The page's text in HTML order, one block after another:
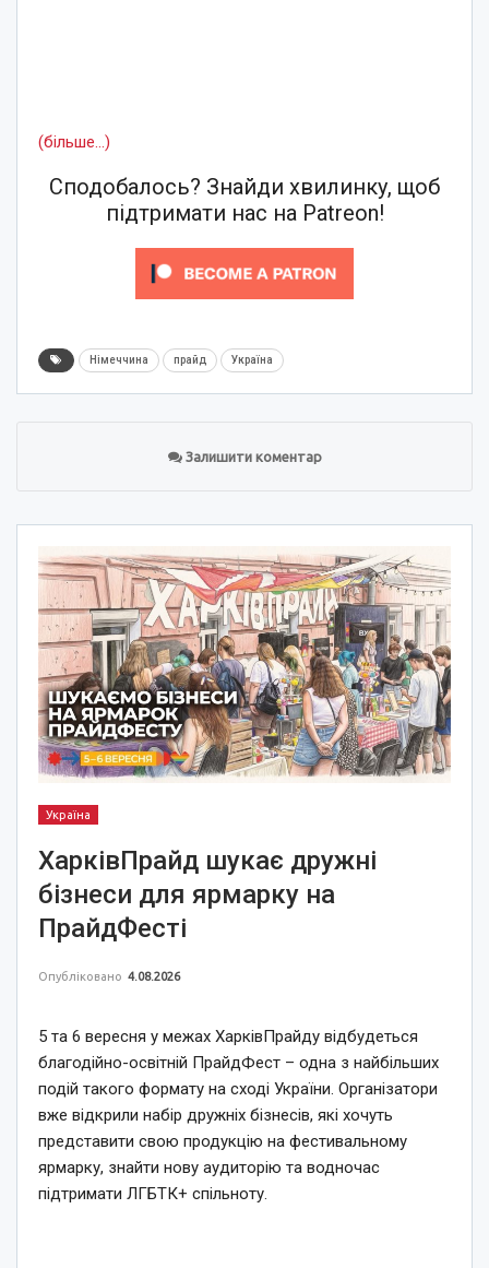
(більше…)
Сподобалось? Знайди хвилинку, щоб
підтримати нас на Patreon!
Німеччина прайд Україна
Залишити коментар
Україна
ХарківПрайд шукає дружні
бізнеси для ярмарку на
ПрайдФесті
Опубліковано 4.08.2026
5 та 6 вересня у межах ХарківПрайду відбудеться
благодійно-освітній ПрайдФест – одна з найбільших
подій такого формату на сході України. Організатори
вже відкрили набір дружніх бізнесів, які хочуть
представити свою продукцію на фестивальному
ярмарку, знайти нову аудиторію та водночас
підтримати ЛГБТК+ спільноту.